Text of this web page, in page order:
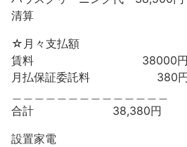
清算
☆月々支払額
賃料 38000円
月払保証委託料 380円
合計 38,380円
設置家電